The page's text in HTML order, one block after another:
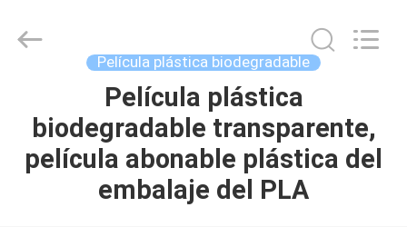
CASA
PRODUCTOS
Macromolecule
Materials
Película plástica biodegradable
Película plástica
biodegradable transparente,
película abonable plástica del
embalaje del PLA